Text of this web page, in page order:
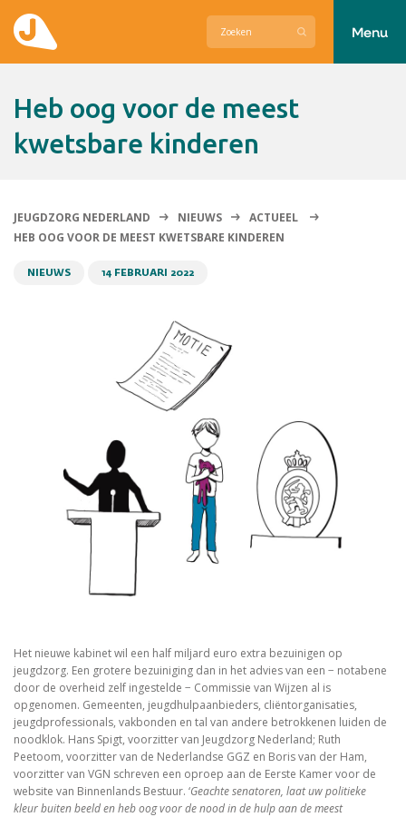
Hier zetten wij ons voor in
Contact
Menu
Heb oog voor de meest
kwetsbare kinderen
JEUGDZORG NEDERLAND NIEUWS
ACTUEEL
HEB OOG VOOR DE MEEST KWETSBARE KINDEREN
NIEUWS 14 FEBRUARI 2022
Het nieuwe kabinet wil een half miljard euro extra bezuinigen op
jeugdzorg. Een grotere bezuiniging dan in het advies van een − notabene
door de overheid zelf ingestelde − Commissie van Wijzen al is
opgenomen. Gemeenten, jeugdhulpaanbieders, cliëntorganisaties,
jeugdprofessionals, vakbonden en tal van andere betrokkenen luiden de
noodklok. Hans Spigt, voorzitter van Jeugdzorg Nederland; Ruth
Peetoom, voorzitter van de Nederlandse GGZ en Boris van der Ham,
voorzitter van VGN schreven een oproep aan de Eerste Kamer voor de
website van Binnenlands Bestuur. ‘Geachte senatoren, laat uw politieke
kleur buiten beeld en heb oog voor de nood in de hulp aan de meest